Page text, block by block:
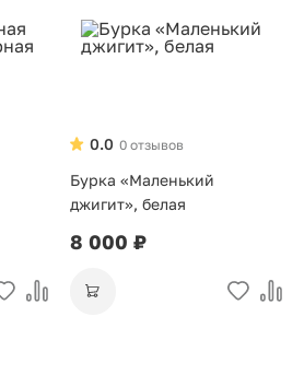
0 отзывов
0.0
Бурка «Маленький
джигит», белая
8 000 ₽